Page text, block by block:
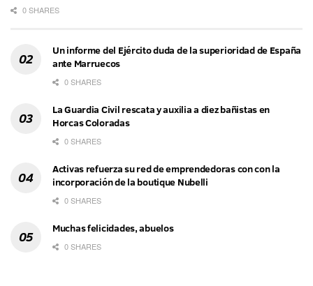
0 SHARES
Un informe del Ejército duda de la superioridad de España
ante Marruecos
0 SHARES
La Guardia Civil rescata y auxilia a diez bañistas en
Horcas Coloradas
0 SHARES
Activas refuerza su red de emprendedoras con con la
incorporación de la boutique Nubelli
0 SHARES
Muchas felicidades, abuelos
0 SHARES